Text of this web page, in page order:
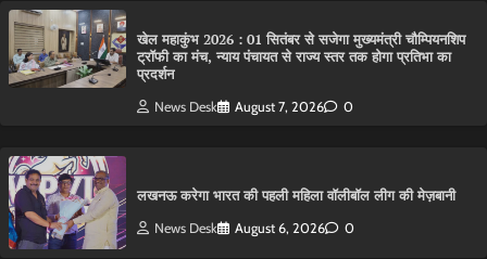
खेल महाकुंभ 2026 : 01 सितंबर से सजेगा मुख्यमंत्री चौम्पियनशिप
ट्रॉफी का मंच, न्याय पंचायत से राज्य स्तर तक होगा प्रतिभा का
प्रदर्शन
News Desk August 7, 2026 0
लखनऊ करेगा भारत की पहली महिला वॉलीबॉल लीग की मेज़बानी
News Desk August 6, 2026 0